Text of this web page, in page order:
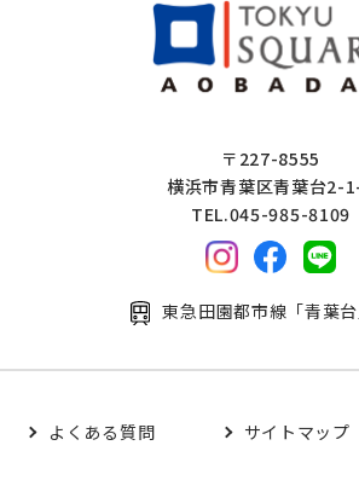
〒227-8555
横浜市青葉区青葉台2-
TEL.045-985-8109
東急田園都市線「青葉
よくある質問 サイトマップ